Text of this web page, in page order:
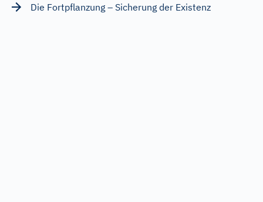
Die Fortpflanzung – Sicherung der Existenz